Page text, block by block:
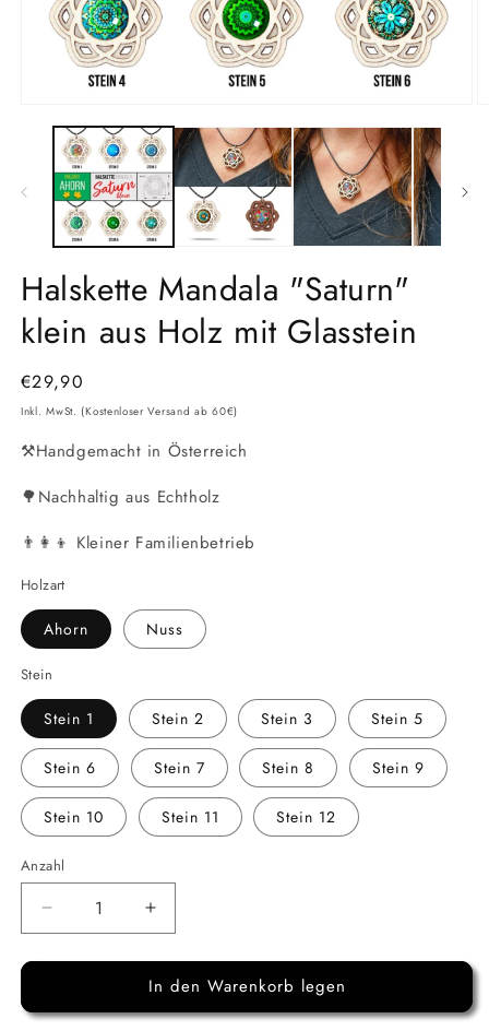
öffnen
Halskette Mandala "Saturn"
klein aus Holz mit Glasstein
Normaler
Preis
€29,90
Inkl. MwSt. (Kostenloser Versand ab 60€)
⚒️Handgemacht in Österreich
🌳Nachhaltig aus Echtholz
👨‍👩‍👦 Kleiner Familienbetrieb
Holzart
Ahorn Nuss
Stein
Stein 1 Stein 2 Stein 3 Stein 5
Stein 6 Stein 7 Stein 8 Stein 9
Stein 10 Stein 11 Stein 12
Anzahl
Verringere
die
Menge
Halskette
Erhöhe
die
Menge
für
Halskette
In den Warenkorb legen